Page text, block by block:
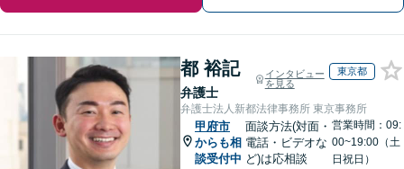
都 裕記
弁護士
インタビュー
を見る
東京都
弁護士法人新都法律事務所 東京事務所
甲府市
からも相
談受付中
面談方法(対面・
電話・ビデオな
ど)は応相談
営業時間：09:
00~19:00（土
日祝日）